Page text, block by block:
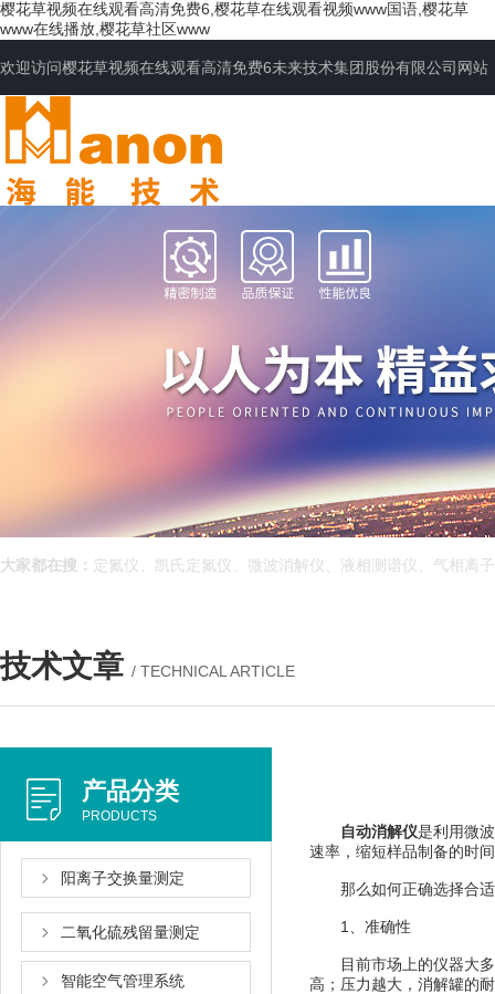
樱花草视频在线观看高清免费6,樱花草在线观看视频www国语,樱花草
www在线播放,樱花草社区www
欢迎访问樱花草视频在线观看高清免费6未来技术集团股份有限公司网站
网站首页
大家都在搜： 定氮仪、凯氏定氮仪、微波消解仪、液相测谱仪、气相离
技术文章 / TECHNICAL ARTICLE
产品分类
PRODUCTS
阳离子交换量测定
二氧化硫残留量测定
智能空气管理系统
自动消解仪是利用微波
速率，缩短样品制备的
那么如何正确选择合适的
1、准确性
目前市场上的仪器大多数
高；压力越大，消解